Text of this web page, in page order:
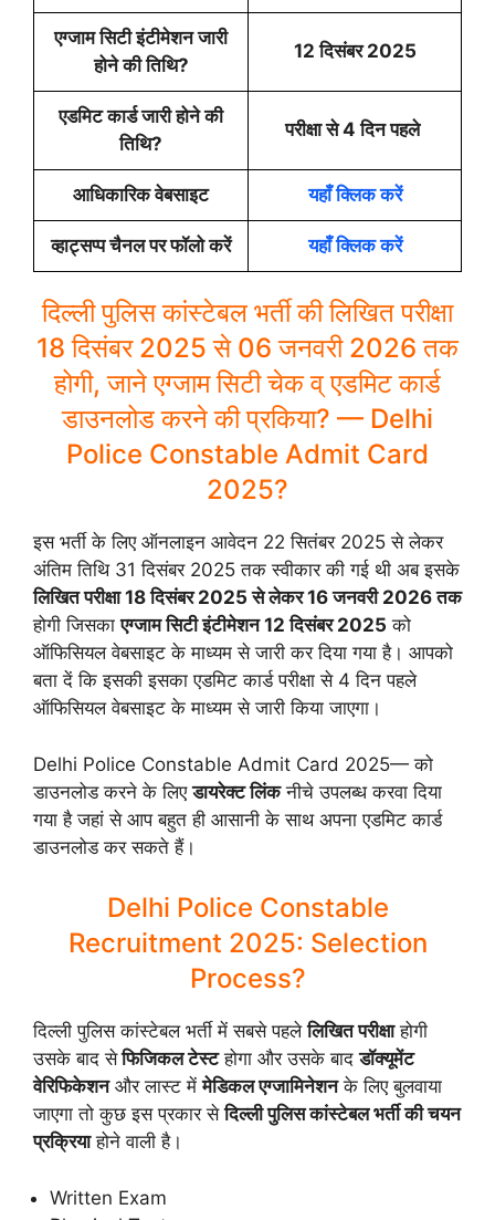
एग्जाम सिटी इंटीमेशन जारी
होने की तिथि?
12 दिसंबर 2025
एडमिट कार्ड जारी होने की
तिथि?
परीक्षा से 4 दिन पहले
आधिकारिक वेबसाइट यहाँ क्लिक करें
व्हाट्सप्प चैनल पर फॉलो करें यहाँ क्लिक करें
दिल्ली पुलिस कांस्टेबल भर्ती की लिखित परीक्षा
18 दिसंबर 2025 से 06 जनवरी 2026 तक
होगी, जाने एग्जाम सिटी चेक व् एडमिट कार्ड
डाउनलोड करने की प्रकिया? — Delhi
Police Constable Admit Card
2025?
इस भर्ती के लिए ऑनलाइन आवेदन 22 सितंबर 2025 से लेकर
अंतिम तिथि 31 दिसंबर 2025 तक स्वीकार की गई थी अब इसके
लिखित परीक्षा 18 दिसंबर 2025 से लेकर 16 जनवरी 2026 तक
होगी जिसकाएग्जाम सिटी इंटीमेशन 12 दिसंबर 2025 को
ऑफिसियल वेबसाइट के माध्यम से जारी कर दिया गया है। आपको
बता दें कि इसकी इसका एडमिट कार्ड परीक्षा से 4 दिन पहले
ऑफिसियल वेबसाइट के माध्यम से जारी किया जाएगा।
Delhi Police Constable Admit Card 2025— को
डाउनलोड करने के लिएडायरेक्ट लिंकनीचे उपलब्ध करवा दिया
गया है जहां से आप बहुत ही आसानी के साथ अपना एडमिट कार्ड
डाउनलोड कर सकते हैं।
Delhi Police Constable
Recruitment 2025: Selection
Process?
दिल्ली पुलिस कांस्टेबल भर्ती में सबसे पहलेलिखित परीक्षाहोगी
उसके बाद सेफिजिकल टेस्टहोगा और उसके बादडॉक्यूमेंट
वेरिफिकेशनऔर लास्ट मेंमेडिकल एग्जामिनेशनके लिए बुलवाया
जाएगा तो कुछ इस प्रकार सेदिल्ली पुलिस कांस्टेबल भर्ती की चयन
प्रक्रियाहोने वाली है।
Written Exam